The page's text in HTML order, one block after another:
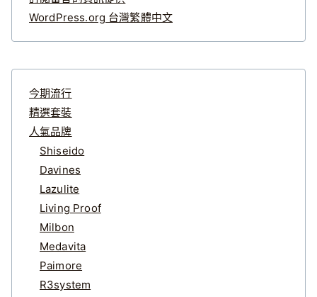
WordPress.org 台灣繁體中文
今期流行
精選套裝
人氣品牌
Shiseido
Davines
Lazulite
Living Proof
Milbon
Medavita
Paimore
R3system